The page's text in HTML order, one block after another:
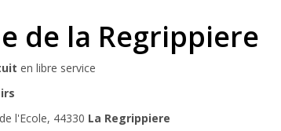
de la Regrippiere
en libre service
l'Ecole, 44330 La Regrippiere